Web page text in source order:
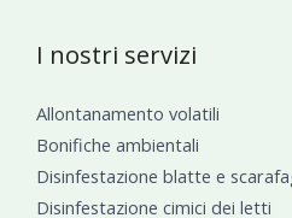
I nostri servizi
Allontanamento volatili
Bonifiche ambientali
Disinfestazione blatte e
Disinfestazione cimici dei letti